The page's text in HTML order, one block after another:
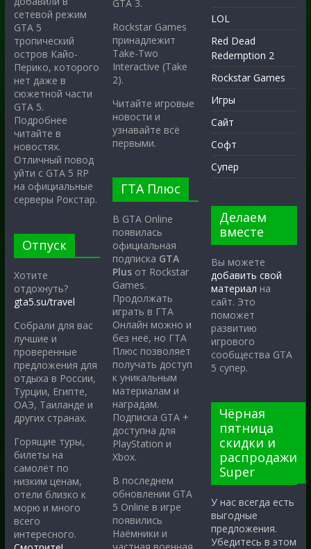
сетевой режим
GTA 5
тропический
остров Кайо-
Перико, которого
нет даже в
сюжетной части
GTA 5.
Подробнее
читайте в
новостях.
Отличный повод
уйти с GTA 5 RP
на официальные
серверы Рокстар.
Отпуск
Хотите
отдохнуть?
gta5.su/travel
Собрали для вас
лучшие и
проверенные
предложения для
отдыха в России,
Турции, Египте,
ОАЭ, Таиланде и
других странах.
Горящие туры,
билеты на
самолёт по
низким ценам,
отели близко к
морю и много
всего
интересного.
GTA 3.
Rockstar Games
принадлежит
Take-Two
Interactive (Take
2).
Читайте игровые
новости и
узнавайте всё
первыми.
ГТА Плюс
В GTA Online
появилась
официальная
подписка GTA
Plus от Rockstar
Games.
Продолжать
играть в ГТА
Онлайн можно и
без неё, но ГТА
Плюс позволяет
получать доступ
к уникальным
материалам и
наградам.
Подписка GTA +
доступна для
PlayStation и
Xbox.
В последнем
обновлении GTA
5 Online в игре
появились
Наёмники и
LOL
Red Dead
Redemption 2
Rockstar Games
Игры
Сайт
Софт
Супер
Делаем
вместе
Вы можете
добавить свой
материал на
сайт. Это
поможет
развитию
игрового
сообщества GTA
5 супер.
Чёрная
пятница
скидки и
распродажи
Super
У нас всегда есть
выгодные
предложения.
Убедитесь в этом